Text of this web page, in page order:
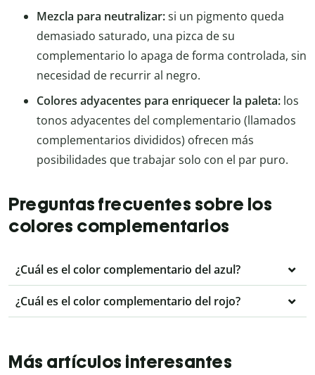
Mezcla para neutralizar:si un pigmento queda
demasiado saturado, una pizca de su
complementario lo apaga de forma controlada, sin
necesidad de recurrir al negro.
Colores adyacentes para enriquecer la paleta: los
tonos adyacentes del complementario (llamados
complementarios divididos) ofrecen más
posibilidades que trabajar solo con el par puro.
Preguntas frecuentes sobre los
colores complementarios
¿Cuál es el color complementario del azul?
¿Cuál es el color complementario del rojo?
Más artículos interesantes